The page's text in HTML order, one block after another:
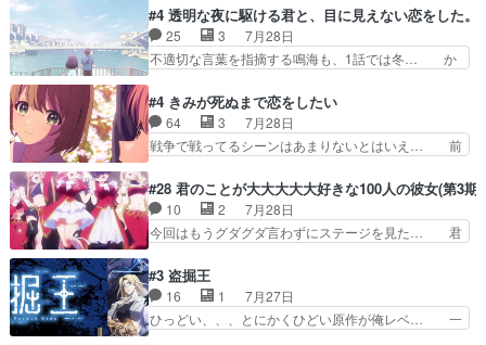
センスの土台になったエピ… コミカルなのにも慣
れてきました。１話でし… ロボットの反乱は今と
なっては良くある話し…
スターを呼ぶ笛？黒幕は狩猟祭とは関係… 平凡な
少女に見える眼鏡w眼鏡属性は持ち合… 神アニ
メ、ケテーイ！「騎士狩猟祭、前夜の… フィーネ
がアルノルトに活躍してもらいたが… 第４話を
とフィーネの２度目のデート出… マジできな臭い
ぞ帝位争い。姉からの刺客を… ふぃーねと町の様
子を見に行ったら町中で窃…
#4 透明な夜に駆ける君と、目に見えない恋をした。
25 3
7月28日
不適切な言葉を指摘する鳴海も、1話では冬… か
接していいのかわからず戸惑うかけるも… 盲目だ
と相手の表情も分からないからどう思… 今期のバ
ックナンバーみたいなOPアニメ。… 初デートで
冬月を笑わせようとする姿も冬月… 特に大きな事
を笑わせようとする姿も冬月… 3話までは主人公
がどうでもいいことでずっ… 花火購入に浅草へ…
行き当たりばったり訪問…
#4 きみが死ぬまで恋をしたい
64 3
7月28日
戦争で戦ってるシーンはあまりないとはいえ… 前
の存在で揺らぐ14クラス約束された死… ミミの
秘密をあっさり受け入れたのは拍子抜… 蘇生魔法
って下衆い国なら進退窮まったら手… 蘇生魔法ヤ
バイけどミミいなかったら詰んで… アニメオタク
うございました！アリとセイ… ごめん、そういう
話がしたい作品じゃないの… 第４話感想：その口
止め効果あるかな？ミミ…
#28 君のことが大大大大大好きな100人の彼女(第3期)
10 2
7月28日
今回はもうグダグダ言わずにステージを見た… 君
カノ版ラブライブ！？こういうのは人… 俺、みん
なのレッスン動画をDVDが焼きき… アナウンス
役で出演いたしましたみんなのア… 恋太郎ファミ
リーがガチでアイドルに挑戦！… ギャグギャグし
#3 盗掘王
16 1
7月27日
ひっどい、、、とにかくひどい原作が俺レベ… 一